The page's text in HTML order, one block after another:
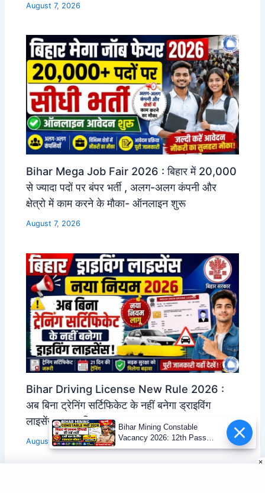
August 7, 2026
Bihar Mega Job Fair 2026 : बिहार में 20,000
से ज्यादा पदों पर बंपर भर्ती , अलग-अलग कंपनी और
क्षेत्रो में काम करने के मौका- ऑनलाइन शुरू
August 7, 2026
Bihar Driving License New Rule 2026 :
अब बिना ट्रेनिंग सर्टिफिकेट के नहीं बनेगा ड्राइविंग
लाइसेंस – नया नियम लागू
August 7, 2026
Bihar Mining Constable
Vacancy 2026: 12th Pass
Mining Sipahi Bharti